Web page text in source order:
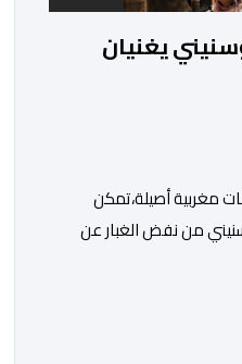
يغنيان
مغربية أصيلة،تمكن
من نفض الغبار عن